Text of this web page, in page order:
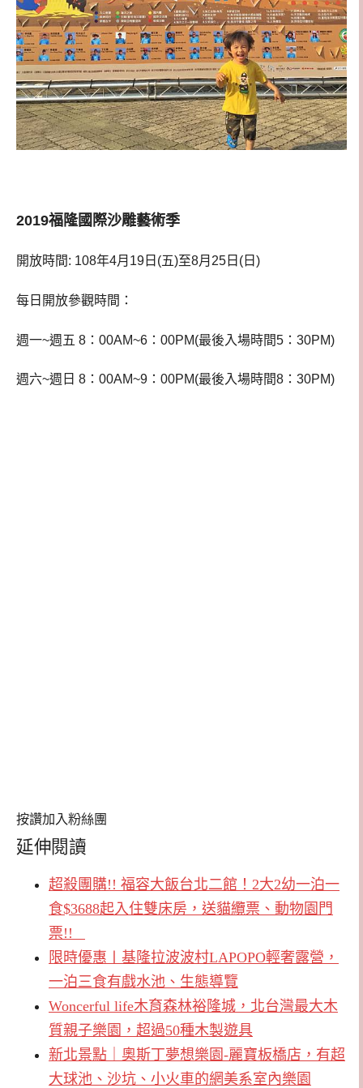
2019福隆國際沙雕藝術季
開放時間: 108年4月19日(五)至8月25日(日)
每日開放參觀時間：
週一~週五 8：00AM~6：00PM(最後入場時間5：30PM)
週六~週日 8：00AM~9：00PM(最後入場時間8：30PM)
按讚加入粉絲團
延伸閱讀
超殺團購!! 福容大飯台北二館！2大2幼一泊一
食$3688起入住雙床房，送貓纜票、動物園門
票!!
限時優惠〡基隆拉波波村LAPOPO輕奢露營，
一泊三食有戲水池、生態導覽
Woncerful life木育森林裕隆城，北台灣最大木
質親子樂園，超過50種木製遊具
新北景點｜奧斯丁夢想樂園-麗寶板橋店，有超
大球池、沙坑、小火車的網美系室內樂園